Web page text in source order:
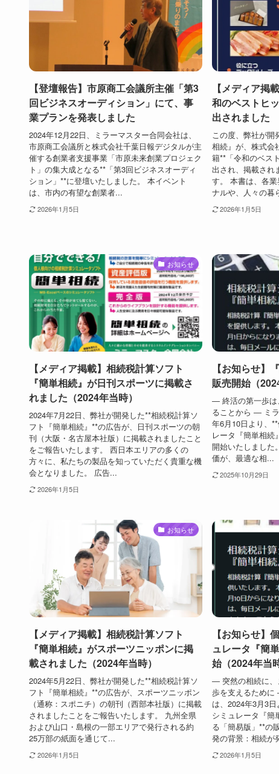
【登壇報告】市原商工会議所主催「第3
回ビジネスオーディション」にて、事
業プランを発表しました
2024年12月22日、ミラーマスター合同会社は、
市原商工会議所と株式会社千葉日報デジタルが主
催する創業者支援事業「市原未来創業プロジェク
ト」の集大成となる**「第3回ビジネスオーディ
ション」**に登壇いたしました。 本イベント
は、市内の有望な創業者...
2026年1月5日
【メディア掲
和のベストヒ
出されました
この度、弊社が開
相続』が、株式会
籍**「令和のベス
出され、掲載され
す。 本書は、各
ナルや、人々の暮
2026年1月5日
お知らせ
【メディア掲載】相続税計算ソフト
『簡単相続』が日刊スポーツに掲載さ
れました（2024年当時）
2024年7月22日、弊社が開発した**相続税計算ソ
フト『簡単相続』**の広告が、日刊スポーツの朝
刊（大阪・名古屋本社版）に掲載されましたこと
をご報告いたします。 西日本エリアの多くの
方々に、私たちの製品を知っていただく貴重な機
会となりました。 広告...
2026年1月5日
【お知らせ】
販売開始（
― 終活の第一歩は
ることから ― ミ
年6月10日より、
レータ『簡単相続
開始いたしまし
価が、最適な相...
2025年10月29日
お知らせ
【メディア掲載】相続税計算ソフト
『簡単相続』がスポーツニッポンに掲
載されました（2024年当時）
2024年5月22日、弊社が開発した**相続税計算ソ
フト『簡単相続』**の広告が、スポーツニッポン
（通称：スポニチ）の朝刊（西部本社版）に掲載
されましたことをご報告いたします。 九州全県
および山口・島根の一部エリアで発行される約
25万部の紙面を通じて...
2026年1月5日
【お知らせ】
ュレータ『簡
始（2024年当
― 突然の相続に、
歩を支えるため
は、2024年3月3
シミュレータ『簡
る「簡易版」**の
発の背景：相続が
2026年1月5日